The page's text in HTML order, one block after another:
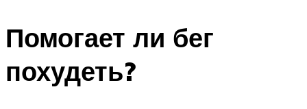
Помогает ли бег
похудеть?